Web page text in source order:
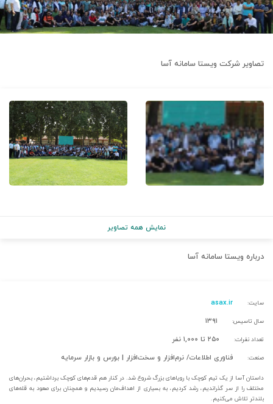
تصاویر شرکت ویستا سامانه آسا
نمایش همه تصاویر
درباره ویستا سامانه آسا
سایت: asax.ir
سال تاسیس: ۱۳۹۱
تعداد نفرات: ۲۵۰ تا ۱,۰۰۰ نفر
صنعت: فناوری اطلاعات/ نرم‌افزار و سخت‌افزار | بورس و بازار سرمایه
داستان آسا از یک تیم کوچک با رویاهای بزرگ شروع شد. در کنار هم قدم‌های کوچک برداشتیم، بحران‌های
مختلف را از سر گذراندیم، رشد کردیم، به بسیاری از اهداف‌مان رسیدیم و همچنان برای صعود به قله‌های
بلندتر تلاش می‌کنیم.